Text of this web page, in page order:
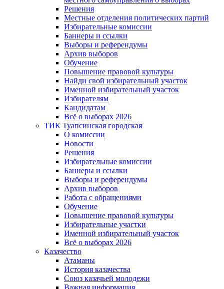
Решения
Местные отделения политических партий
Избирательные комиссии
Баннеры и ссылки
Выборы и референдумы
Архив выборов
Обучение
Повышение правовой культуры
Найди свой избирательный участок
Именной избирательный участок
Избирателям
Кандидатам
Всё о выборах 2026
ТИК Туапсинская городская
О комиссии
Новости
Решения
Избирательные комиссии
Баннеры и ссылки
Выборы и референдумы
Архив выборов
Работа с обращениями
Обучение
Повышение правовой культуры
Избирательные участки
Именной избирательный участок
Всё о выборах 2026
Казачество
Атаманы
История казачества
Союз казачьей молодежи
Важная информация